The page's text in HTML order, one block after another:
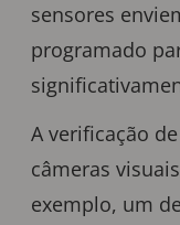
sensores
programado
A verificação
câmeras
exemplo, um